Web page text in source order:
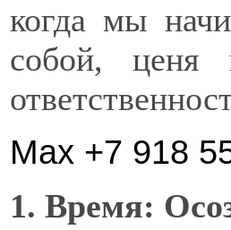
когда мы
собой, ценя
Max +7 918
1. Время: